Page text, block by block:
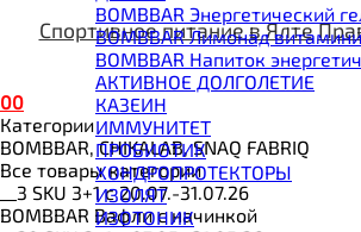
BOMBBAR Энергетический
BOMBBAR Лимонад
BOMBBAR Напиток
АКТИВНОЕ ДОЛГОЛЕТИЕ
КАЗЕИН
ИММУНИТЕТ
ПРОБИОТИК
ХОНДРОПРОТЕКТОРЫ
ИЗОЛЯТ
ИЗОТОНИК
Спортивное питание в Ялте
00
Категории
BOMBBAR, CHIKALAB, SNAQ FABRIQ
Все товары категории
__3 SKU 3+1 с 20.07.-31.07.26
BOMBBAR Вафли с начинкой